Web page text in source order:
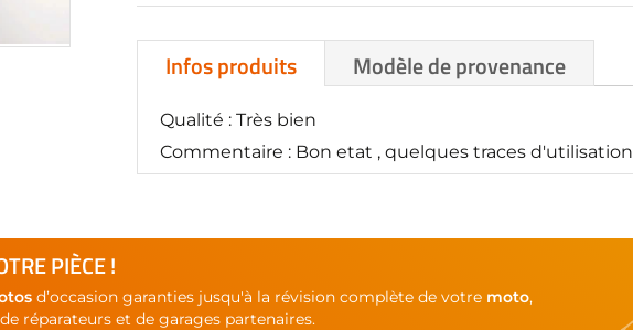
Infos produits
Qualité : Très bien
Commentaire : Bon etat , quelques traces d'utilisation
Modèle de provenance
PIÈCE !
d’occasion garanties jusqu'à la révision complète de votre moto,
réparateurs et de garages partenaires.